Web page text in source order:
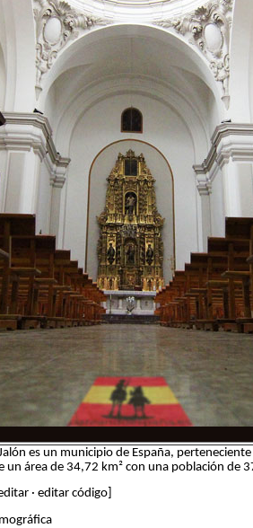
es un municipio de España,
un área de 34,72 km² con una población
· editar código]